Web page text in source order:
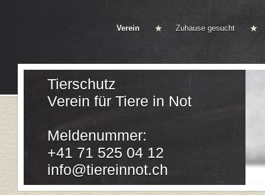
Verein Zuhause gesucht
Tierschutz
Verein für Tiere in Not
Meldenummer:
+41 71 525 04 12
info@tiereinnot.ch